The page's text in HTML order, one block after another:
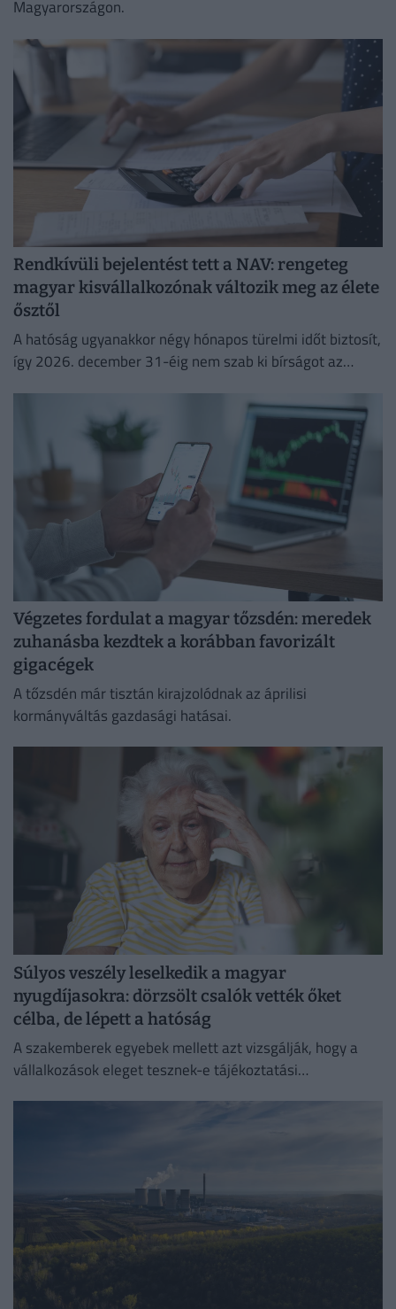
Magyarországon.
Rendkívüli bejelentést tett a NAV: rengeteg
magyar kisvállalkozónak változik meg az élete
ősztől
A hatóság ugyanakkor négy hónapos türelmi időt biztosít,
így 2026. december 31-éig nem szab ki bírságot az
Végzetes fordulat a magyar tőzsdén: meredek
zuhanásba kezdtek a korábban favorizált
gigacégek
A tőzsdén már tisztán kirajzolódnak az áprilisi
kormányváltás gazdasági hatásai.
Súlyos veszély leselkedik a magyar
nyugdíjasokra: dörzsölt csalók vették őket
célba, de lépett a hatóság
A szakemberek egyebek mellett azt vizsgálják, hogy a
vállalkozások eleget tesznek-e tájékoztatási